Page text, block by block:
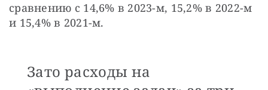
сравнению с 14,6% в 2023-м, 15,2% в 2022-м
и 15,4% в 2021-м.
Зато расходы на